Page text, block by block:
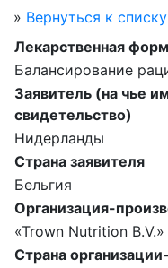
» Вернуться к списку
Лекарственная
Балансирование
Заявитель (на чье
свидетельство)
Нидерланды
Страна заявителя
Бельгия
Организация-
«Trown Nutrition B.V.»
Страна